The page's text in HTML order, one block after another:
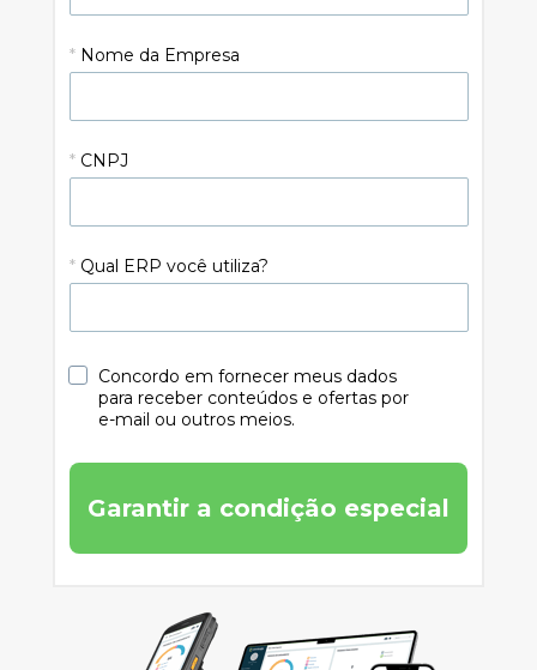
* Nome da Empresa
* CNPJ
* Qual ERP você utiliza?
Concordo em fornecer meus dados
para receber conteúdos e ofertas por
e-mail ou outros meios.
Garantir a condição especial